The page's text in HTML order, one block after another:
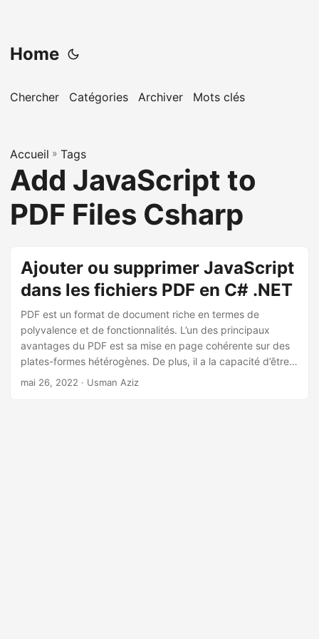
Home
Chercher Catégories Archiver Mots clés
Accueil » Tags
Add JavaScript to
PDF Files Csharp
Ajouter ou supprimer JavaScript
dans les fichiers PDF en C# .NET
PDF est un format de document riche en termes de
polyvalence et de fonctionnalités. L’un des principaux
avantages du PDF est sa mise en page cohérente sur des
plates-formes hétérogènes. De plus, il a la capacité d’être
affiché dans les applications de bureau et les navigateurs
mai 26, 2022 · Usman Aziz